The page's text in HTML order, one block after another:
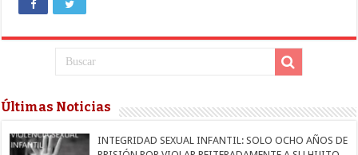
Últimas Noticias
INTEGRIDAD SEXUAL INFANTIL: SOLO OCHO AÑOS DE